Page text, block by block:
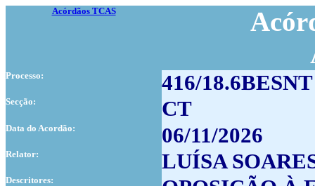
Acórdãos TCAS
Processo: 416/18.6BESNT
Secção: CT
Data do Acordão: 06/11/2026
Relator: LUÍSA
Descritores: